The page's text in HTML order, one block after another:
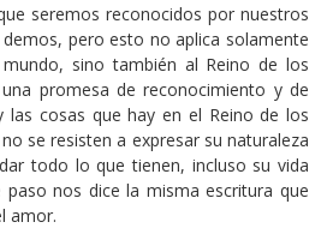
seremos reconocidos por nuestros
pero esto no aplica solamente
sino también al Reino de los
promesa de reconocimiento y de
las cosas que hay en el Reino de los
se resisten a expresar su naturaleza
todo lo que tienen, incluso su vida
nos dice la misma escritura que
amor.